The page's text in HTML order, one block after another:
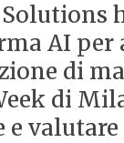
AI per
di
di
e